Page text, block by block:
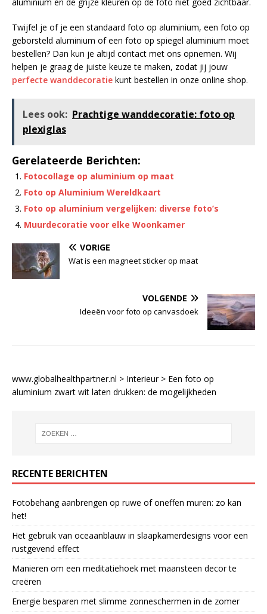
Twijfel je of je een standaard foto op aluminium, een foto op
geborsteld aluminium of een foto op spiegel aluminium moet
bestellen? Dan kun je altijd contact met ons opnemen. Wij
helpen je graag de juiste keuze te maken, zodat jij jouw
perfecte wanddecoratie kunt bestellen in onze online shop.
Lees ook: Prachtige wanddecoratie: foto op
plexiglas
Gerelateerde Berichten:
Fotocollage op aluminium op maat
Foto op Aluminium Wereldkaart
Foto op aluminium vergelijken: diverse foto’s
Muurdecoratie voor elke Woonkamer
VORIGE
Wat is een magneet sticker op maat
VOLGENDE
Ideeën voor foto op canvasdoek
www.globalhealthpartner.nl > Interieur> Een foto op
aluminium zwart wit laten drukken: de mogelijkheden
RECENTE BERICHTEN
Fotobehang aanbrengen op ruwe of oneffen muren: zo kan
het!
Het gebruik van oceaanblauw in slaapkamerdesigns voor een
rustgevend effect
Manieren om een meditatiehoek met maansteen decor te
creëren
Energie besparen met slimme zonneschermen in de zomer